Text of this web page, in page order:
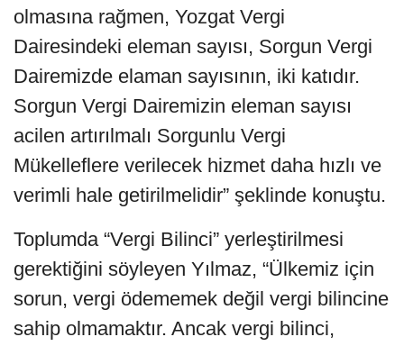
olmasına rağmen, Yozgat Vergi
Dairesindeki eleman sayısı, Sorgun Vergi
Dairemizde elaman sayısının, iki katıdır.
Sorgun Vergi Dairemizin eleman sayısı
acilen artırılmalı Sorgunlu Vergi
Mükelleflere verilecek hizmet daha hızlı ve
verimli hale getirilmelidir” şeklinde konuştu.
Toplumda “Vergi Bilinci” yerleştirilmesi
gerektiğini söyleyen Yılmaz, “Ülkemiz için
sorun, vergi ödememek değil vergi bilincine
sahip olmamaktır. Ancak vergi bilinci,